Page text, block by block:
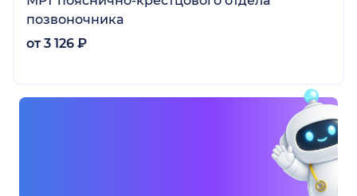
позвоночника
от 3 126 ₽